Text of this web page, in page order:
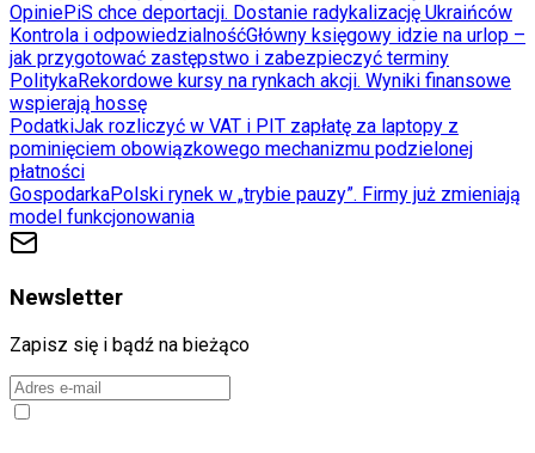
OpiniePiS chce deportacji. Dostanie radykalizację Ukraińców
Kontrola i odpowiedzialnośćGłówny księgowy idzie na urlop –
jak przygotować zastępstwo i zabezpieczyć terminy
PolitykaRekordowe kursy na rynkach akcji. Wyniki finansowe
wspierają hossę
PodatkiJak rozliczyć w VAT i PIT zapłatę za laptopy z
pominięciem obowiązkowego mechanizmu podzielonej
płatności
GospodarkaPolski rynek w „trybie pauzy”. Firmy już zmieniają
model funkcjonowania
Newsletter
Zapisz się i bądź na bieżąco